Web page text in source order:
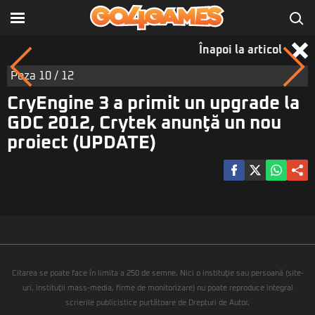
Înapoi la articol
Poza 10 / 12
CryEngine 3 a primit un upgrade la
GDC 2012, Crytek anunţă un nou
proiect (UPDATE)
Citarea se poate face în limita a 250 de semne. Nici o instituţie sau persoană (site-
uri, instituţii mass-media, firme de monitorizare) nu poate reproduce integral
scrierile publicistice purtătoare de Drepturi de Autor.